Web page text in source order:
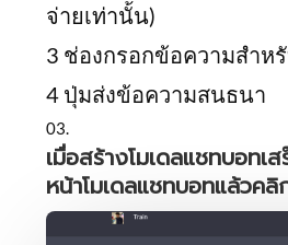
จ่ายเท่านั้น)
3 ช่องกรอกข้อความสำห
4 ปุ่มส่งข้อความสนธนา
เมื่อสร้างโมเดลแชทบอทเส
หน้าโมเดลแชทบอทแล้วคลิ